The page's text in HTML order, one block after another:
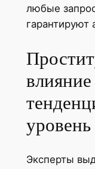
любые
гарантируют
уровень
Эксперты